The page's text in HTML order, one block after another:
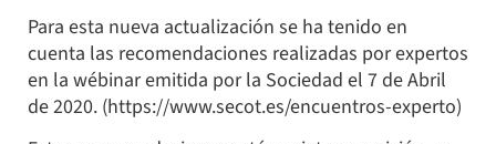
Para esta nueva actualización se ha tenido en
cuenta las recomendaciones realizadas por expertos
en la wébinar emitida por la Sociedad el 7 de Abril
de 2020. (https://www.secot.es/encuentros-experto)